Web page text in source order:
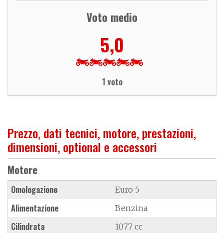
Voto medio
5,0
1 voto
Prezzo, dati tecnici, motore, prestazioni,
dimensioni, optional e accessori
Motore
Omologazione Euro 5
Alimentazione Benzina
Cilindrata 1077 cc